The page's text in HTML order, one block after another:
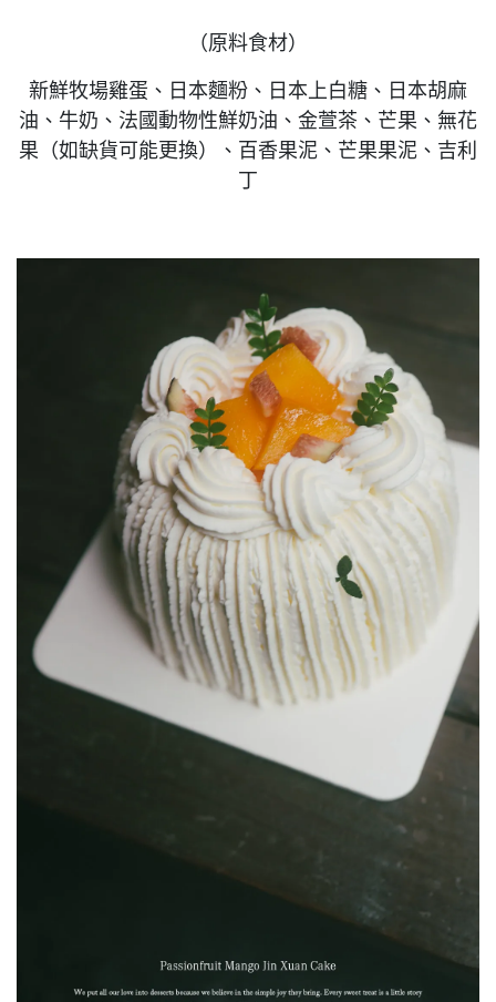
（原料食材）
新鮮牧場雞蛋、日本麵粉、日本上白糖、日本胡麻
油、牛奶、法國動物性鮮奶油、金萱茶、芒果、無花
果（如缺貨可能更換）、百香果泥、芒果果泥、吉利
丁